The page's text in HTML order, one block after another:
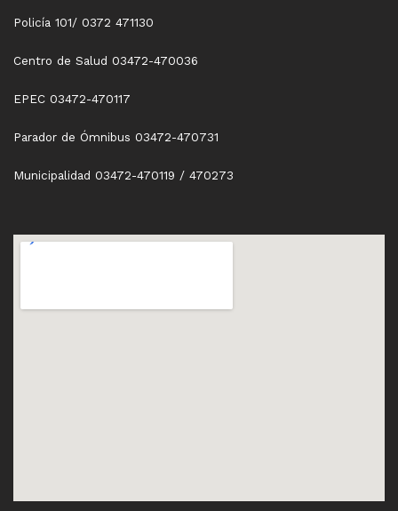
Policía 101/ 0372 471130
Centro de Salud 03472-470036
EPEC 03472-470117
Parador de Ómnibus 03472-470731
Municipalidad 03472-470119 / 470273